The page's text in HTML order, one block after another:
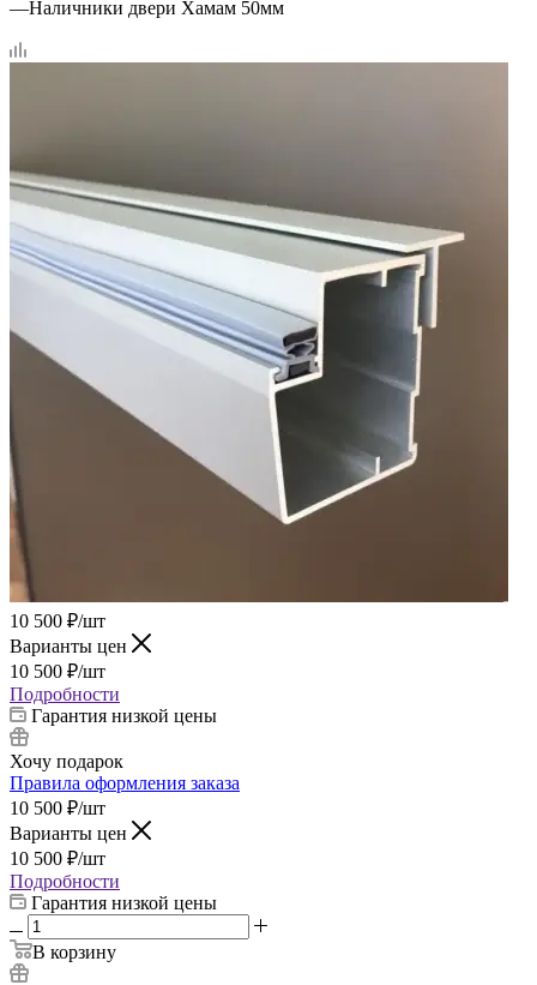
—Наличники двери Хамам 50мм
10 500 ₽/шт
Варианты цен
10 500 ₽/шт
Подробности
Гарантия низкой цены
Хочу подарок
Правила оформления заказа
10 500 ₽/шт
Варианты цен
10 500 ₽/шт
Подробности
Гарантия низкой цены
В корзину